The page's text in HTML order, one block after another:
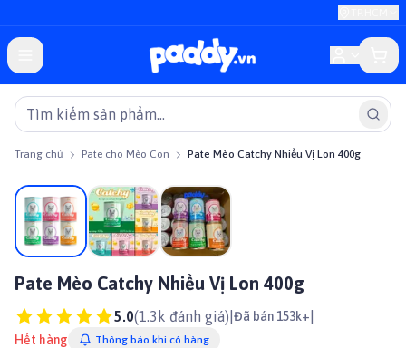
Trang chủ Pate cho Mèo Con Pate Mèo Catchy Nhiều Vị Lon 400g
Bán chạy
Pate Mèo Catchy Nhiều Vị Lon 400g
5.0(1.3k đánh giá) Đã bán 153k+
Hết hàng Thông báo khi có hàng